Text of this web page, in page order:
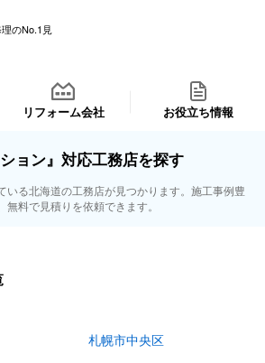
のNo.1見
リフォーム会社 お役立ち情報
ョン』対応工務店を探す
いる北海道の工務店が見つかります。施工事例豊
料で見積りを依頼できます。
札幌市中央区